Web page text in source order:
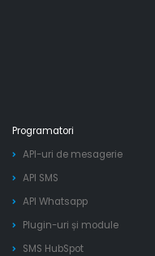
Programatori
API-uri de mesagerie
API SMS
API Whatsapp
Plugin-uri și module
SMS HubSpot